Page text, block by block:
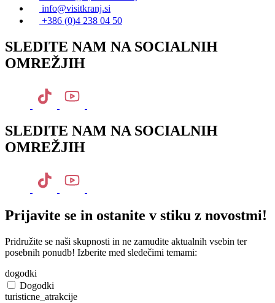
info@visitkranj.si
+386 (0)4 238 04 50
SLEDITE NAM NA SOCIALNIH
OMREŽJIH
SLEDITE NAM NA SOCIALNIH
OMREŽJIH
Prijavite se in ostanite v stiku z novostmi!
Pridružite se naši skupnosti in ne zamudite aktualnih vsebin ter
posebnih ponudb! Izberite med sledečimi temami:
dogodki
Dogodki
turisticne_atrakcije